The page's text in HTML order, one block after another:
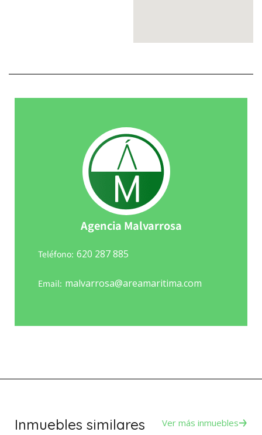
Agencia Malvarrosa
Teléfono: 620 287 885
Email: malvarrosa@areamaritima.com
Inmuebles similares Ver más inmuebles